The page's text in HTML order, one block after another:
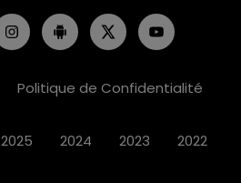
Politique de Confidentialité
2025 2024 2023 2022